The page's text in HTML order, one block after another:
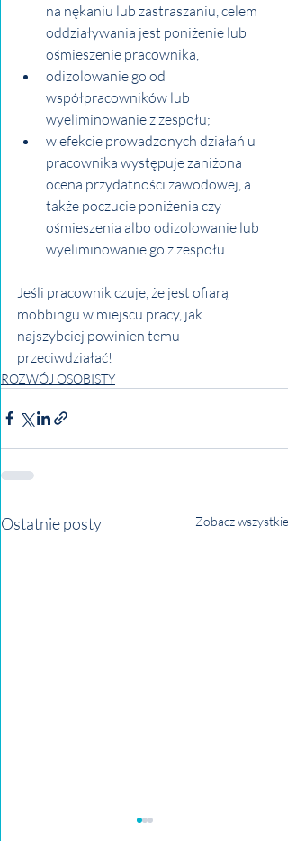
na nękaniu lub zastraszaniu, celem
oddziaływania jest poniżenie lub
ośmieszenie pracownika,
odizolowanie go od
współpracowników lub
wyeliminowanie z zespołu;
w efekcie prowadzonych działań u
pracownika występuje zaniżona
ocena przydatności zawodowej, a
także poczucie poniżenia czy
ośmieszenia albo odizolowanie lub
wyeliminowanie go z zespołu.
Jeśli pracownik czuje, że jest ofiarą
mobbingu w miejscu pracy, jak
najszybciej powinien temu
przeciwdziałać!
ROZWÓJ OSOBISTY
Ostatnie posty Zobacz wszystkie